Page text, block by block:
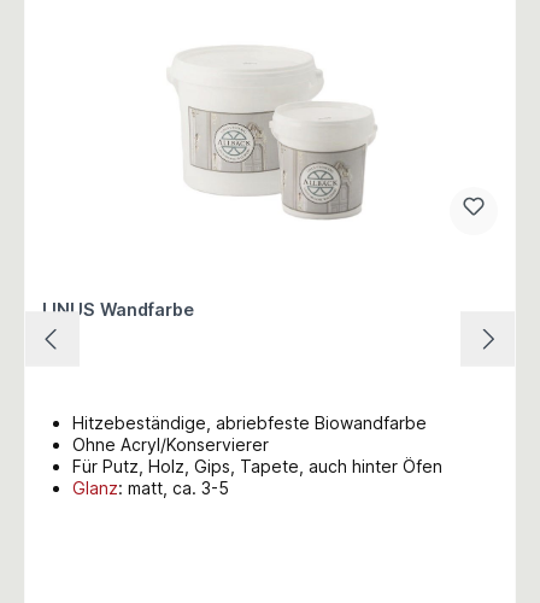
LINUS Wandfarbe
Hitzebeständige, abriebfeste Biowandfarbe
Ohne Acryl/Konservierer
Für Putz, Holz, Gips, Tapete, auch hinter Öfen
Glanz: matt, ca. 3-5